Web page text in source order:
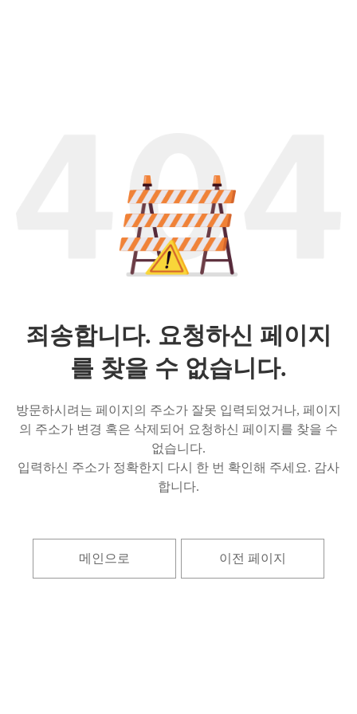
죄송합니다. 요청하신 페이지
를 찾을 수 없습니다.
방문하시려는 페이지의 주소가 잘못 입력되었거나, 페이지
의 주소가 변경 혹은 삭제되어 요청하신 페이지를 찾을 수
없습니다.
입력하신 주소가 정확한지 다시 한 번 확인해 주세요. 감사
합니다.
메인으로 이전 페이지